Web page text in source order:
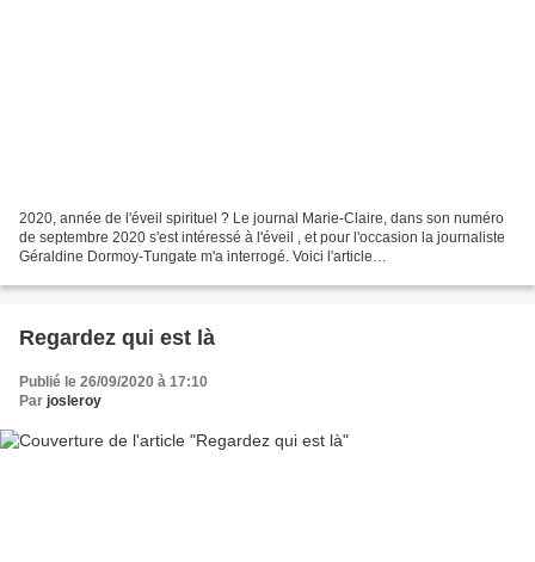
2020, année de l'éveil spirituel ? Le journal Marie-Claire, dans son numéro
de septembre 2020 s'est intéressé à l'éveil , et pour l'occasion la journaliste
Géraldine Dormoy-Tungate m'a interrogé. Voici l'article
Regardez qui est là
Publié le 26/09/2020 à 17:10
Par josleroy